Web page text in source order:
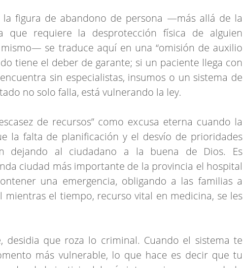
la figura de abandono de persona —más allá de la
que requiere la desprotección física de alguien
se traduce aquí en una “omisión de auxilio
tiene el deber de garante; si un paciente llega con
sin especialistas, insumos o un sistema de
no solo falla, está vulnerando la ley.
de recursos” como excusa eterna cuando la
la falta de planificación y el desvío de prioridades
dejando al ciudadano a la buena de Dios. Es
ciudad más importante de la provincia el hospital
una emergencia, obligando a las familias a
mientras el tiempo, recurso vital en medicina, se les
desidia que roza lo criminal. Cuando el sistema te
más vulnerable, lo que hace es decir que tu